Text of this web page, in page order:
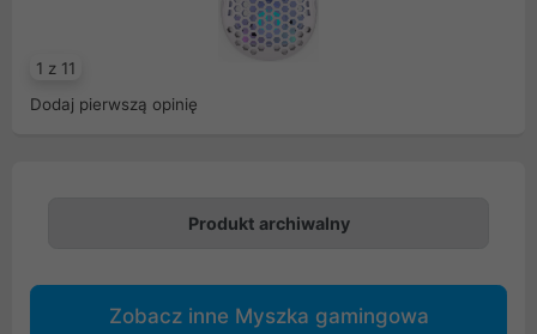
1 z 11
Dodaj pierwszą opinię
Produkt archiwalny
Zobacz inne Myszka gamingowa